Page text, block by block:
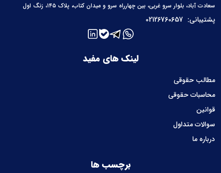
لینک های مفید
مطالب حقوقی
محاسبات حقوقی
قوانین
سوالات متداول
درباره ما
برچسب ها
سعادت آباد، بلوار سرو غربی، بین چهارراه سرو و میدان کتاب، پلاک ۱۴۵، زنگ اول
پشتیبانی: 02126760657